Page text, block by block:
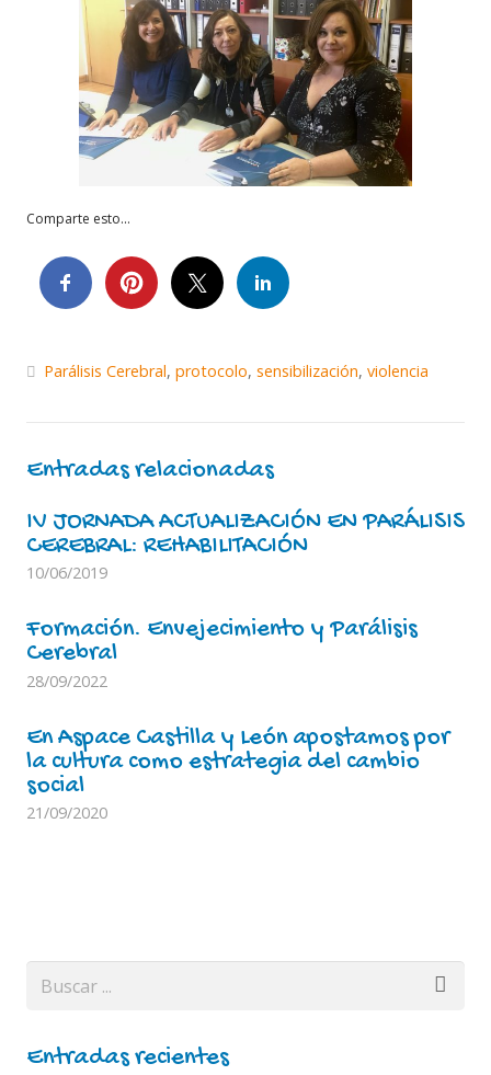
Comparte esto...
Parálisis Cerebral,protocolo,sensibilización,violencia
Entradas relacionadas
IV JORNADA ACTUALIZACIÓN EN PARÁLISIS
CEREBRAL: REHABILITACIÓN
10/06/2019
Formación. Envejecimiento y Parálisis
Cerebral
28/09/2022
En Aspace Castilla y León apostamos por
la cultura como estrategia del cambio
social
21/09/2020
Entradas recientes